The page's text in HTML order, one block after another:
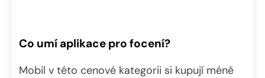
Co umí aplikace pro focení?
Mobil v této cenové kategorii si kupují méně